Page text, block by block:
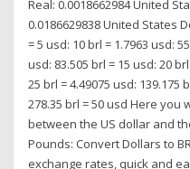
Real: 0.0018662984 United
0.0186629838 United States
= 5 usd: 10 brl = 1.7963 usd:
usd: 83.505 brl = 15 usd: 20
25 brl = 4.49075 usd: 139.175
278.35 brl = 50 usd Here
between the US dollar and
Pounds: Convert Dollars to
exchange rates, quick and